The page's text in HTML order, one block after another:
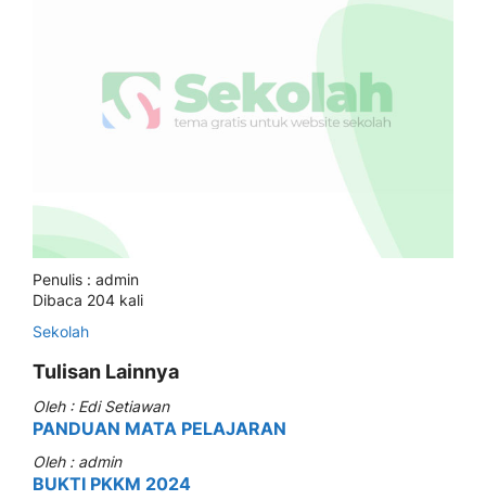
Penulis : admin
Dibaca 204 kali
Sekolah
Tulisan Lainnya
Oleh : Edi Setiawan
PANDUAN MATA PELAJARAN
Oleh : admin
BUKTI PKKM 2024